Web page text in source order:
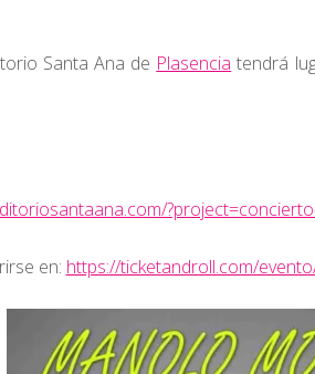
Santa Ana de Plasencia tendrá
en: https://ticketandroll.com/